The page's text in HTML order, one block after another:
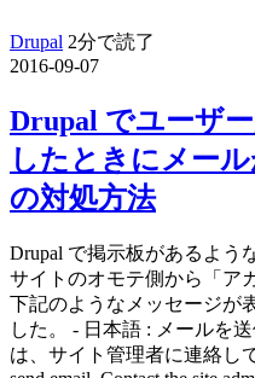
Drupal 2分で読了
2016-09-07
Drupal でユーザ
したときにメー
の対処方法
Drupal で掲示板があるよう
サイトのオモテ側から「ア
下記のようなメッセージが
した。 - 日本語 : メールを
は、サイト管理者に連絡し